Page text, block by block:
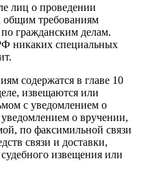
лиц о проведении
общим требованиям
гражданским делам.
никаких специальных
содержатся в главе 10
извещаются или
с уведомлением о
о вручении,
по факсимильной связи
связи и доставки,
извещения или